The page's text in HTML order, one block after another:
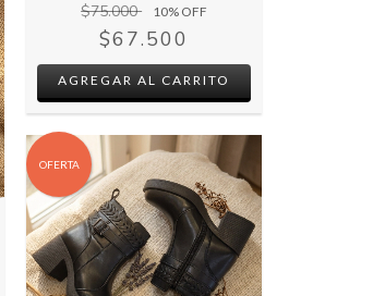
$75.000 10% OFF
$67.500
AGREGAR AL CARRITO
OFERTA